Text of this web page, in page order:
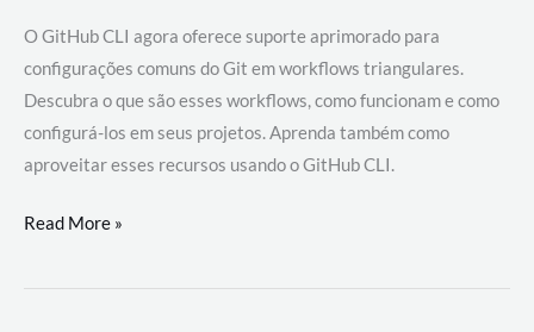
O GitHub CLI agora oferece suporte aprimorado para
configurações comuns do Git em workflows triangulares.
Descubra o que são esses workflows, como funcionam e como
configurá-los em seus projetos. Aprenda também como
aproveitar esses recursos usando o GitHub CLI.
GitHub
revoluciona
Read More »